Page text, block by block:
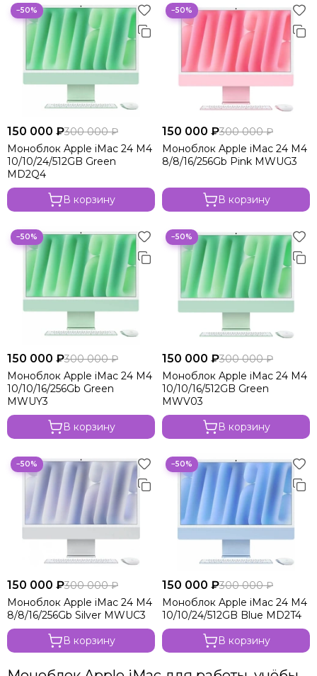
−50%
150 000 ₽300 000 ₽
Моноблок Apple iMac 24 M4
10/10/24/512GB Green
MD2Q4
В корзину
−50%
150 000 ₽300 000 ₽
Моноблок Apple iMac 24 M4
8/8/16/256Gb Pink MWUG3
В корзину
−50%
150 000 ₽300 000 ₽
Моноблок Apple iMac 24 M4
10/10/16/256Gb Green
MWUY3
В корзину
−50%
150 000 ₽300 000 ₽
Моноблок Apple iMac 24 M4
10/10/16/512GB Green
MWV03
В корзину
−50%
150 000 ₽300 000 ₽
Моноблок Apple iMac 24 M4
8/8/16/256Gb Silver MWUC3
В корзину
−50%
150 000 ₽300 000 ₽
Моноблок Apple iMac 24 M4
10/10/24/512GB Blue MD2T4
В корзину